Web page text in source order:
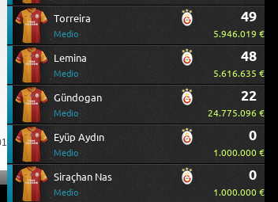
Torreira
Medio
49
5.946.019 €
Lemina
Medio
48
5.616.635 €
Gündogan
Medio
22
24.775.096 €
Eyüp Aydın
Medio
0
1.000.000 €
Siraçhan Nas
Medio
0
1.000.000 €